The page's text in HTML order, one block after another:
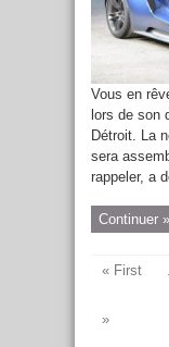
Vous en
lors de son
Détroit. La
sera
rappeler, a
Continuer »
« First
»